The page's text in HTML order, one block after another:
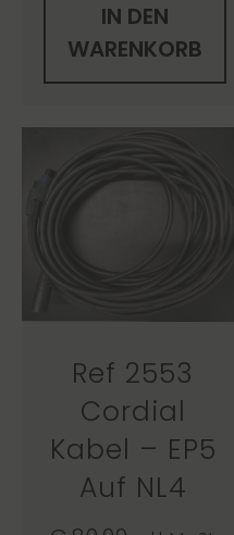
IN DEN
WARENKORB
Ref 2553
Cordial
Kabel – EP5
Auf NL4